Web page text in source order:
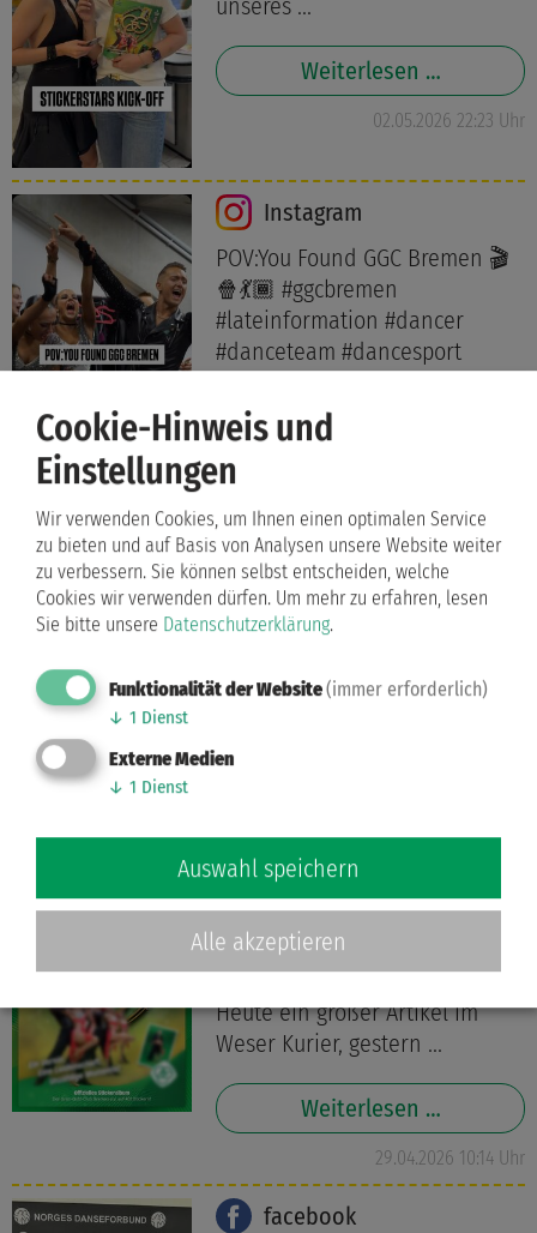
unseres ...
Weiterlesen …
02.05.2026 22:23 Uhr
Instagram
POV:You Found GGC Bremen 🎬
🍿💃🏾 #ggcbremen
#lateinformation #dancer
#danceteam #dancesport
Weiterlesen …
Instagram
Danke @buten_un_binnen für
den tollen Beitrag zu unserem
freuen uns schon ...
facebook
Unsere Sticker Stars werfen
ihre Schatten voraus!
Heute ein großer Artikel im
Weser Kurier, gestern ...
Weiterlesen …
29.04.2026 10:14 Uhr
facebook
Cookie-Hinweis und
Einstellungen
Wir verwenden Cookies, um Ihnen einen optimalen Service
zu bieten und auf Basis von Analysen unsere Website weiter
zu verbessern. Sie können selbst entscheiden, welche
Cookies wir verwenden dürfen. Um mehr zu erfahren, lesen
Sie bitte unsere Datenschutzerklärung.
Funktionalität der Website(immer erforderlich)
↓ 1 Dienst
Externe Medien
↓ 1 Dienst
Auswahl speichern
Alle akzeptieren